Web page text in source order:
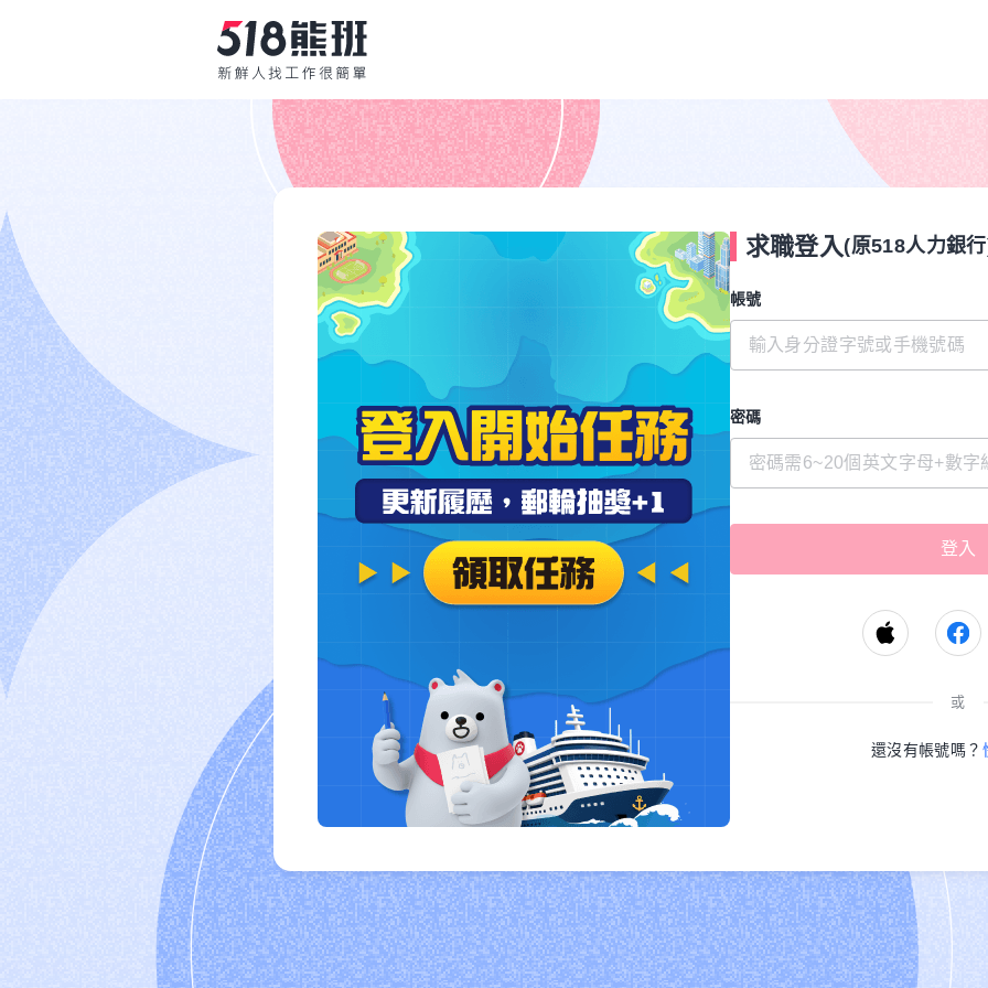
求職登入(原518人力銀
帳號
密碼
或
還沒有帳號嗎？